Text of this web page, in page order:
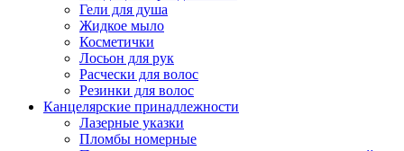
Гели для душа
Жидкое мыло
Косметички
Лосьон для рук
Расчески для волос
Резинки для волос
Канцелярские принадлежности
Лазерные указки
Пломбы номерные